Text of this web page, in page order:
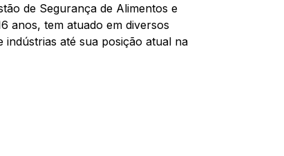
de Segurança de Alimentos e
anos, tem atuado em diversos
indústrias até sua posição atual na